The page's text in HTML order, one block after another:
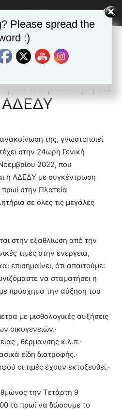
άρθρα
απεργία
ΑΔΕΔΥ
της, γνωστοποιεί
στην 24ωρη Γενική
2022, που
η ΑΔΕΔΥ με συγκέντρωση
πρωί στην Πλατεία
σε όλες τις μεγάλες
στην εξαθλίωση από την
τιμές στην ενέργεια,
επισημαίνει, ότι απαιτούμε:
να σταματήσει η
πρόσχημα την αύξηση του
με μισθολογικές αυξήσεις
οικογενειών.·
, θέρμανσης κ.λ.π.·
είδη διατροφής.·
οι τιμές έχουν εκτοξευθεί.·
την Τετάρτη 9
το πρωί να δώσουμε το
Please spread the
:)